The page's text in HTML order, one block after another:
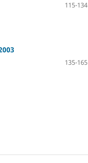
115-134
135-165